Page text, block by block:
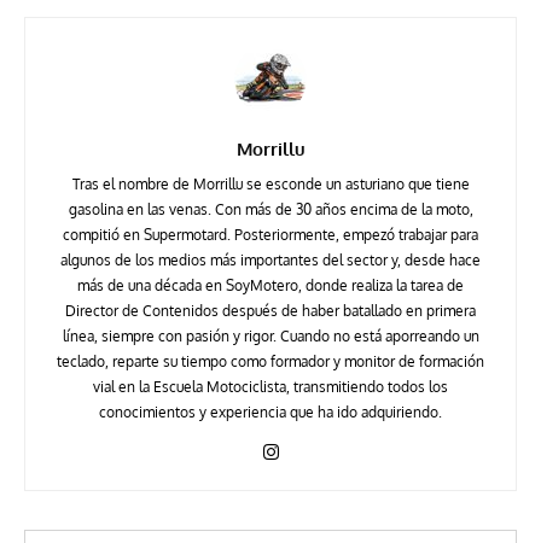
Morrillu
Tras el nombre de Morrillu se esconde un asturiano que tiene
gasolina en las venas. Con más de 30 años encima de la moto,
compitió en Supermotard. Posteriormente, empezó trabajar para
algunos de los medios más importantes del sector y, desde hace
más de una década en SoyMotero, donde realiza la tarea de
Director de Contenidos después de haber batallado en primera
línea, siempre con pasión y rigor. Cuando no está aporreando un
teclado, reparte su tiempo como formador y monitor de formación
vial en la Escuela Motociclista, transmitiendo todos los
conocimientos y experiencia que ha ido adquiriendo.